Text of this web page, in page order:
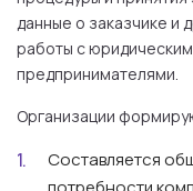
данные о заказчике и
работы с
предпринимателями.
Организации
Составляется